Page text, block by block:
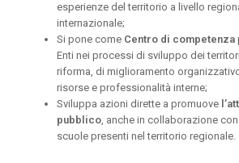
esperienze del territorio a livello
internazionale;
Si pone come Centro di competenza
Enti nei processi di sviluppo dei
riforma, di miglioramento
risorse e professionalità interne;
Sviluppa azioni dirette a promuove
pubblico, anche in collaborazione
scuole presenti nel territorio regionale.